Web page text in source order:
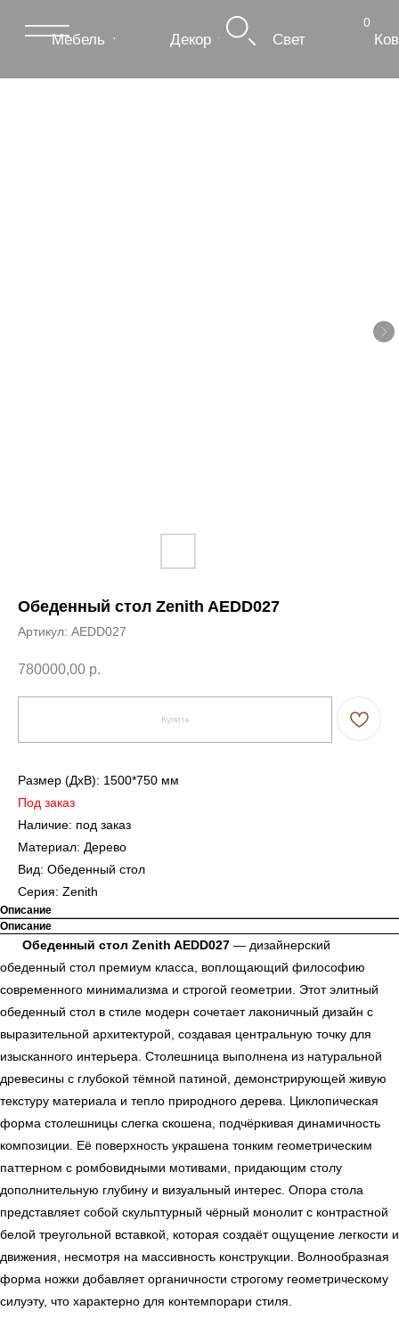
Мебель
Обеденный стол Zenith AEDD027
Артикул: AEDD027
780000,00 р.
Купить
Размер (ДxВ): 1500*750 мм
Под заказ
Наличие: под заказ
Материал: Дерево
Вид: Обеденный стол
Серия: Zenith
Описание
Описание
Обеденный стол Zenith AEDD027 — дизайнерский
обеденный стол премиум класса, воплощающий философию
современного минимализма и строгой геометрии. Этот элитный
обеденный стол в стиле модерн сочетает лаконичный дизайн с
выразительной архитектурой, создавая центральную точку для
изысканного интерьера. Столешница выполнена из натуральной
древесины с глубокой тёмной патиной, демонстрирующей живую
текстуру материала и тепло природного дерева. Циклопическая
форма столешницы слегка скошена, подчёркивая динамичность
композиции. Её поверхность украшена тонким геометрическим
паттерном с ромбовидными мотивами, придающим столу
дополнительную глубину и визуальный интерес. Опора стола
представляет собой скульптурный чёрный монолит с контрастной
белой треугольной вставкой, которая создаёт ощущение легкости и
движения, несмотря на массивность конструкции. Волнообразная
форма ножки добавляет органичности строгому геометрическому
силуэту, что характерно для контемпорари стиля.